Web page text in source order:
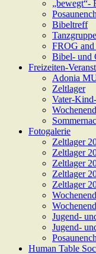
„bewegt“-
Bibeltreff
FROG and
Bibel- und
Freizeiten-
Adonia
Zeltlager
Vater-
Fotogalerie
Zeltlager
Zeltlager
Zeltlager
Zeltlager
Zeltlager
Jugend-
Jugend-
Human Table